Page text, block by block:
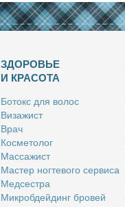
ЗДОРОВЬЕ
И КРАСОТА
Бо­токс для во­лос
Ви­за­жист
Врач
Кос­ме­то­лог
Мас­са­жист
Ма­стер ног­те­во­го сер­ви­са
Мед­сест­ра
Мик­роб­дей­динг бро­вей